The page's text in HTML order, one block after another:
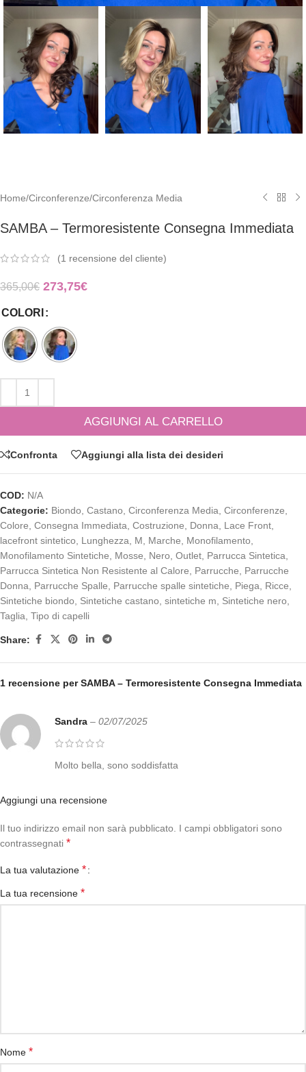
Home/Circonferenze/Circonferenza Media
SAMBA – Termoresistente Consegna Immediata
(1 recensione del cliente)
365,00€ 273,75€
COLORI
AGGIUNGI AL CARRELLO
Confronta Aggiungi alla lista dei desideri
COD: N/A
Categorie: Biondo, Castano, Circonferenza Media, Circonferenze,
Colore, Consegna Immediata, Costruzione, Donna, Lace Front,
lacefront sintetico, Lunghezza, M, Marche, Monofilamento,
Monofilamento Sintetiche, Mosse, Nero, Outlet, Parrucca Sintetica,
Parrucca Sintetica Non Resistente al Calore, Parrucche, Parrucche
Donna, Parrucche Spalle, Parrucche spalle sintetiche, Piega, Ricce,
Sintetiche biondo, Sintetiche castano, sintetiche m, Sintetiche nero,
Taglia, Tipo di capelli
Share:
1 recensione perSAMBA – Termoresistente Consegna Immediata
Sandra – 02/07/2025
Molto bella, sono soddisfatta
Aggiungi una recensione
Il tuo indirizzo email non sarà pubblicato. I campi obbligatori sono
contrassegnati *
La tua valutazione *
La tua recensione *
Nome *